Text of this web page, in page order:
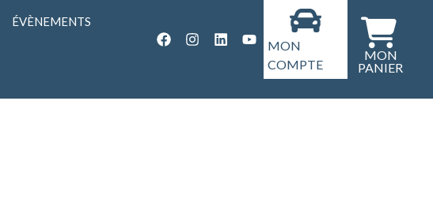
ÉVÈNEMENTS
MON
COMPTE